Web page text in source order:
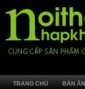
TRANG CHỦ BÀN ĂN